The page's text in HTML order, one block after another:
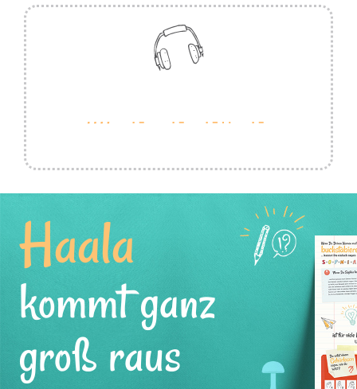
Haala
kommt ganz
groß raus